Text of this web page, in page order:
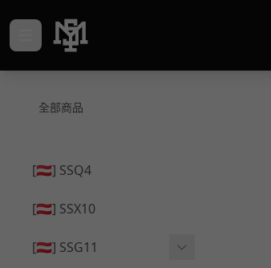
全部商品
[🇦🇹] SSQ4
[🇦🇹] SSX10
[🇦🇹] SSG11